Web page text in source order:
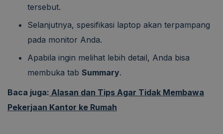
tersebut.
Selanjutnya, spesifikasi laptop akan terpampang
pada monitor Anda.
Apabila ingin melihat lebih detail, Anda bisa
membuka tab Summary.
Baca juga: Alasan dan Tips Agar Tidak Membawa
Pekerjaan Kantor ke Rumah